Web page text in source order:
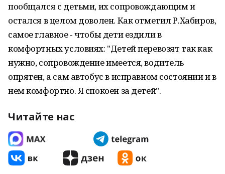
пообщался с детьми, их сопровождающим и
остался в целом доволен. Как отметил Р.Хабиров,
самое главное - чтобы дети ездили в
комфортных условиях: "Детей перевозят так как
нужно, сопровождение имеется, водитель
опрятен, а сам автобус в исправном состоянии и в
нем комфортно. Я спокоен за детей".
Читайте нас